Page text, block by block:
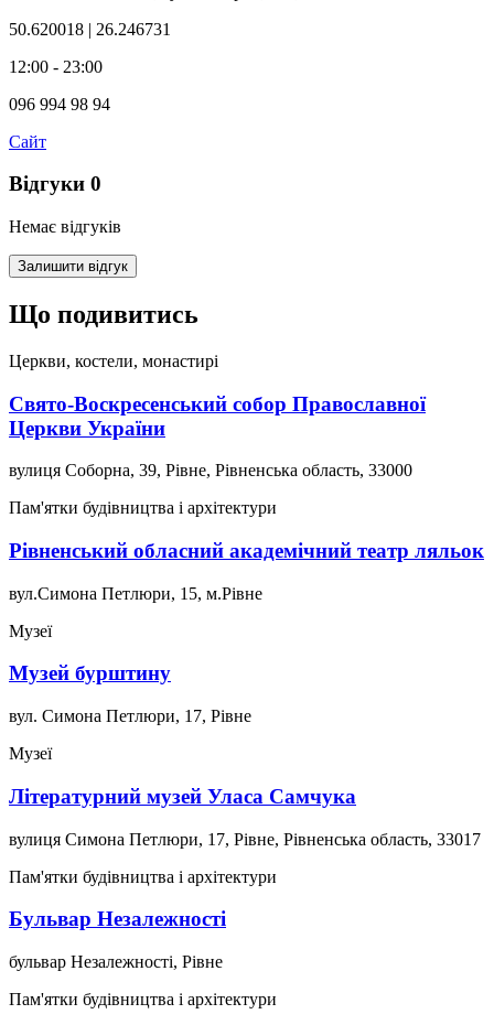
50.620018 | 26.246731
12:00 - 23:00
096 994 98 94
Сайт
Відгуки 0
Немає відгуків
Залишити відгук
Що подивитись
Церкви, костели, монастирі
Свято-Воскресенський собор Православної
Церкви України
вулиця Соборна, 39, Рівне, Рівненська область, 33000
Пам'ятки будівництва і архітектури
Рівненський обласний академічний театр ляльок
вул.Симона Петлюри, 15, м.Рівне
Музеї
Музей бурштину
вул. Симона Петлюри, 17, Рівне
Музеї
Літературний музей Уласа Самчука
вулиця Симона Петлюри, 17, Рівне, Рівненська область, 33017
Пам'ятки будівництва і архітектури
Бульвар Незалежності
бульвар Незалежності, Рівне
Пам'ятки будівництва і архітектури